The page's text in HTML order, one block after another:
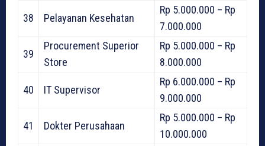
38 Pelayanan Kesehatan
Rp 5.000.000 – Rp
7.000.000
39
Procurement Superior
Store
Rp 5.000.000 – Rp
8.000.000
40 IT Supervisor
Rp 6.000.000 – Rp
9.000.000
41 Dokter Perusahaan
Rp 5.000.000 – Rp
10.000.000